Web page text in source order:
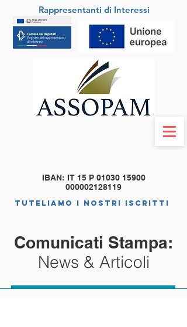
IBAN: IT 15 P 01030 15900
000002128119
tuteliamo i nostri iscritti
Rappresentanti di Interessi
Comunicati Stampa:
News & Articoli